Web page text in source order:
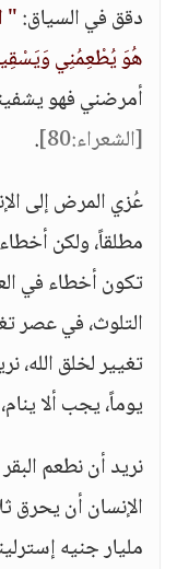
دقق في السياق:"
هُوَ يُطْعِمُنِي
أمرضني فهو
[الشعراء:80]
.
عُزي المرض إلى
مطلقاً، ولكن
تكون أخطاء في
التلوث، في عصر
تغيير لخلق الله،
يوماً، يجب ألا
نريد أن نطعم
الإنسان أن يحرق
مليار جنيه